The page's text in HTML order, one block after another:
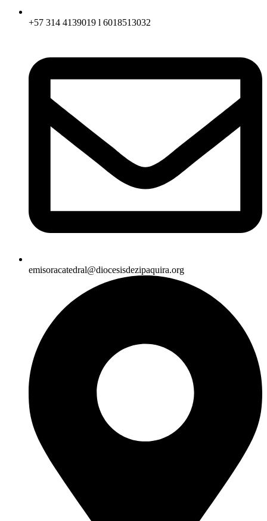
+57 314 4139019 l 6018513032
emisoracatedral@diocesisdezipaquira.org